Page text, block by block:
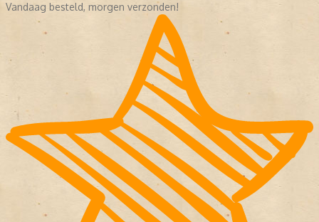
Vandaag besteld, morgen verzonden!